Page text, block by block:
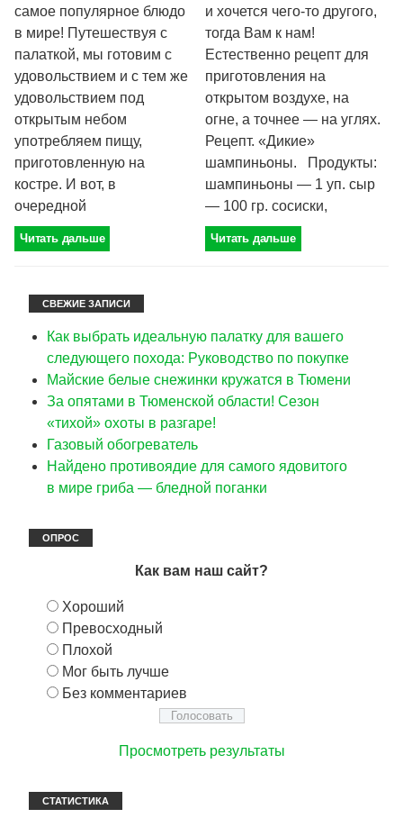
самое популярное блюдо
в мире! Путешествуя с
палаткой, мы готовим с
удовольствием и с тем же
удовольствием под
открытым небом
употребляем пищу,
приготовленную на
костре. И вот, в
очередной
Читать дальше
и хочется чего-то другого,
тогда Вам к нам!
Естественно рецепт для
приготовления на
открытом воздухе, на
огне, а точнее — на углях.
Рецепт. «Дикие»
шампиньоны. Продукты:
шампиньоны — 1 уп. сыр
— 100 гр. сосиски,
Читать дальше
СВЕЖИЕ ЗАПИСИ
Как выбрать идеальную палатку для вашего
следующего похода: Руководство по покупке
Майские белые снежинки кружатся в Тюмени
За опятами в Тюменской области! Сезон
«тихой» охоты в разгаре!
Газовый обогреватель
Найдено противоядие для самого ядовитого
в мире гриба — бледной поганки
ОПРОС
Как вам наш сайт?
Хороший
Превосходный
Плохой
Мог быть лучше
Без комментариев
Просмотреть результаты
СТАТИСТИКА